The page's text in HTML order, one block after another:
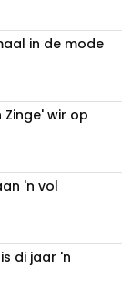
in de mode
Zinge' wir op
'n vol
di jaar 'n